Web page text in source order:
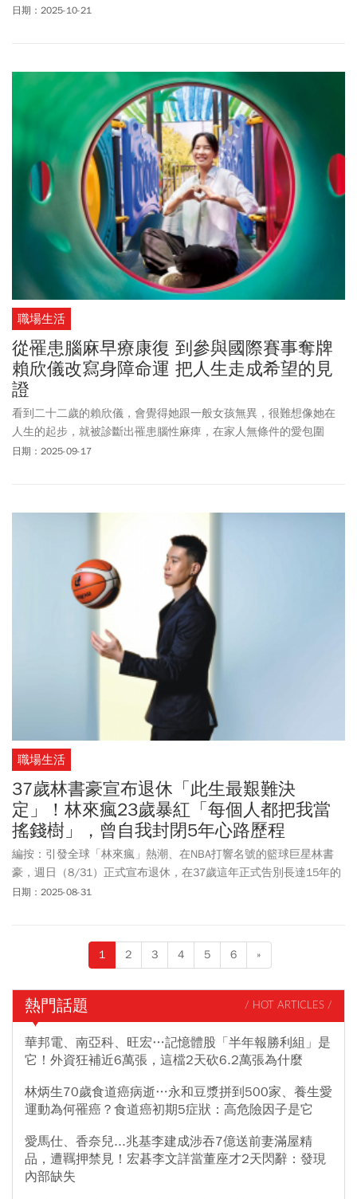
日期：2025-10-21
職場生活
從罹患腦麻早療康復 到參與國際賽事奪牌
賴欣儀改寫身障命運 把人生走成希望的見
證
看到二十二歲的賴欣儀，會覺得她跟一般女孩無異，很難想像她在
人生的起步，就被診斷出罹患腦性麻痺，在家人無條件的愛包圍
下，度過七年復健時光，現在的她走出疾病，想要照亮更多人。
日期：2025-09-17
職場生活
37歲林書豪宣布退休「此生最艱難決
定」！林來瘋23歲暴紅「每個人都把我當
搖錢樹」，曾自我封閉5年心路歷程
編按：引發全球「林來瘋」熱潮、在NBA打響名號的籃球巨星林書
豪，週日（8/31）正式宣布退休，在37歲這年正式告別長達15年的
職業籃球生涯。他在個人 Instagram 上以中英雙語發布退休聲明，
打籃球的每個時刻，但我們所共同擁有的遠超于籃球。」新北國王
對此表達敬意與尊重，感謝林書豪自2023年加入新北國王隊後，不
那份專業、努力與無私奉獻的精神，也深刻地感染了每位隊友，重
塑了球隊的文化。無論在場上或場下，林書豪的領袖風範都成為國
王隊奪冠路上不可或缺的關鍵力量。
日期：2025-08-31
1 2 3 4 5 6 »
熱門話題 / HOT ARTICLES /
華邦電、南亞科、旺宏…記憶體股「半年報勝利組」是
它！外資狂補近6萬張，這檔2天砍6.2萬張為什麼
林炳生70歲食道癌病逝…永和豆漿拼到500家、養生愛
運動為何罹癌？食道癌初期5症狀：高危險因子是它
愛馬仕、香奈兒...兆基李建成涉吞7億送前妻滿屋精
品，遭羈押禁見！宏碁李文詳當董座才2天閃辭：發現
內部缺失